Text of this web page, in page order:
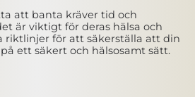
att banta kräver tid och
är viktigt för deras hälsa och
riktlinjer för att säkerställa att din
ett säkert och hälsosamt sätt.